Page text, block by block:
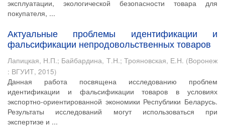
эксплуатации, экологической безопасности товара для
покупателя, ...
Актуальные проблемы идентификации и
фальсификации непродовольственных товаров
Лапицкая, Н.П.; Байбардина, Т.Н.; Трояновская, Е.Н. (Воронеж
: ВГУИТ, 2015)
Данная работа посвящена исследованию проблем
идентификации и фальсификации товаров в условиях
экспортно-ориентированной экономики Республики Беларусь.
Результаты исследований могут использоваться при
экспертизе и ...